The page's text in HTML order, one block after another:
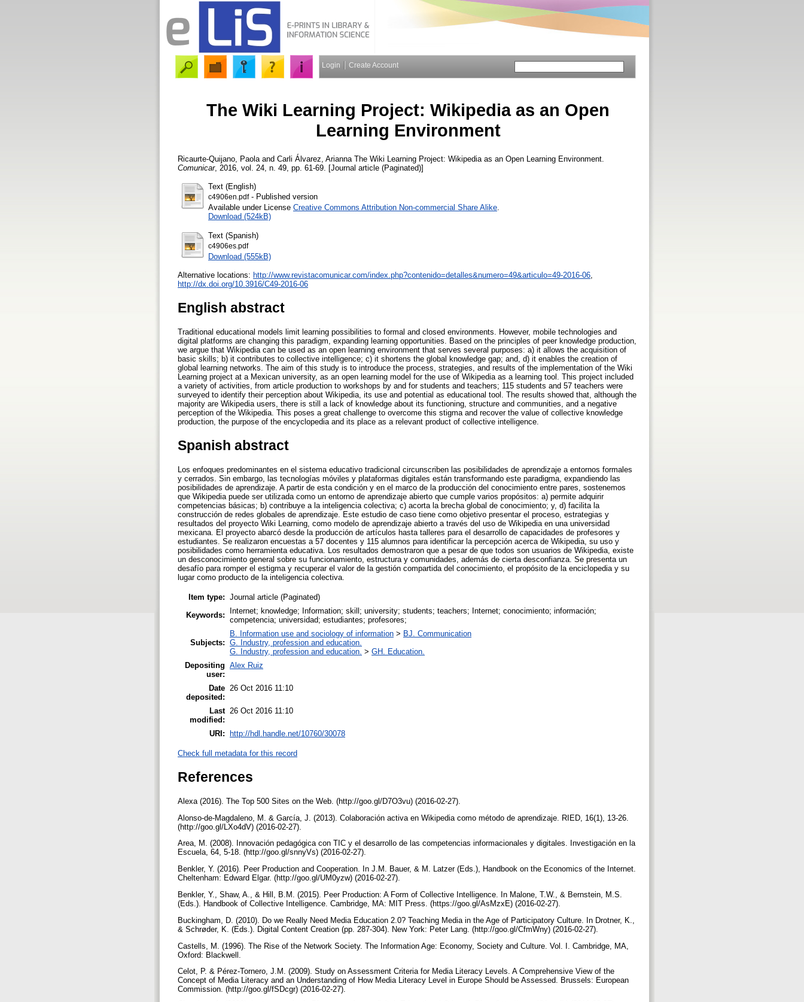
Login Create Account
The Wiki Learning Project: Wikipedia as an Open
Learning Environment
Ricaurte-Quijano, Paola and Carli Álvarez, Arianna The Wiki Learning Project: Wikipedia as an Open Learning Environment.
Comunicar, 2016, vol. 24, n. 49, pp. 61-69. [Journal article (Paginated)]
Text (English)
c4906en.pdf- Published version
Available under License Creative Commons Attribution Non-commercial Share Alike
Download (524kB)
Text (Spanish)
c4906es.pdf
Download (555kB)
Alternative locations: http://www.revistacomunicar.com/index.php?contenido=detalles&numero=49&articulo=49-2016-06
http://dx.doi.org/10.3916/C49-2016-06
English abstract
Traditional educational models limit learning possibilities to formal and closed environments. However, mobile technologies and
digital platforms are changing this paradigm, expanding learning opportunities. Based on the principles of peer knowledge production,
we argue that Wikipedia can be used as an open learning environment that serves several purposes: a) it allows the acquisition of
basic skills; b) it contributes to collective intelligence; c) it shortens the global knowledge gap; and, d) it enables the creation of
global learning networks. The aim of this study is to introduce the process, strategies, and results of the implementation of the Wiki
Learning project at a Mexican university, as an open learning model for the use of Wikipedia as a learning tool. This project included
a variety of activities, from article production to workshops by and for students and teachers; 115 students and 57 teachers were
surveyed to identify their perception about Wikipedia, its use and potential as educational tool. The results showed that, although the
majority are Wikipedia users, there is still a lack of knowledge about its functioning, structure and communities, and a negative
perception of the Wikipedia. This poses a great challenge to overcome this stigma and recover the value of collective knowledge
production, the purpose of the encyclopedia and its place as a relevant product of collective intelligence.
Spanish abstract
Los enfoques predominantes en el sistema educativo tradicional circunscriben las posibilidades de aprendizaje a entornos formales
y cerrados. Sin embargo, las tecnologías móviles y plataformas digitales están transformando este paradigma, expandiendo las
posibilidades de aprendizaje. A partir de esta condición y en el marco de la producción del conocimiento entre pares, sostenemos
que Wikipedia puede ser utilizada como un entorno de aprendizaje abierto que cumple varios propósitos: a) permite adquirir
competencias básicas; b) contribuye a la inteligencia colectiva; c) acorta la brecha global de conocimiento; y, d) facilita la
construcción de redes globales de aprendizaje. Este estudio de caso tiene como objetivo presentar el proceso, estrategias y
resultados del proyecto Wiki Learning, como modelo de aprendizaje abierto a través del uso de Wikipedia en una universidad
mexicana. El proyecto abarcó desde la producción de artículos hasta talleres para el desarrollo de capacidades de profesores y
estudiantes. Se realizaron encuestas a 57 docentes y 115 alumnos para identificar la percepción acerca de Wikipedia, su uso y
posibilidades como herramienta educativa. Los resultados demostraron que a pesar de que todos son usuarios de Wikipedia, existe
un desconocimiento general sobre su funcionamiento, estructura y comunidades, además de cierta desconfianza. Se presenta un
desafío para romper el estigma y recuperar el valor de la gestión compartida del conocimiento, el propósito de la enciclopedia y su
lugar como producto de la inteligencia colectiva.
Item type: Journal article (Paginated)
Keywords:
Internet; knowledge; Information; skill; university; students; teachers; Internet; conocimiento; información;
competencia; universidad; estudiantes; profesores;
Subjects:
B. Information use and sociology of information > BJ. Communication
G. Industry, profession and education.
G. Industry, profession and education. > GH. Education.
Depositing
user:
Alex Ruiz
Date
deposited:
26 Oct 2016 11:10
Last
modified:
26 Oct 2016 11:10
URI: http://hdl.handle.net/10760/30078
Check full metadata for this record
References
Alexa (2016). The Top 500 Sites on the Web. (http://goo.gl/D7O3vu) (2016-02-27).
Alonso-de-Magdaleno, M. & García, J. (2013). Colaboración activa en Wikipedia como método de aprendizaje. RIED, 16(1), 13-26.
(http://goo.gl/LXo4dV) (2016-02-27).
Area, M. (2008). Innovación pedagógica con TIC y el desarrollo de las competencias informacionales y digitales. Investigación en la
Escuela, 64, 5-18. (http://goo.gl/snnyVs) (2016-02-27).
Benkler, Y. (2016). Peer Production and Cooperation. In J.M. Bauer, & M. Latzer (Eds.), Handbook on the Economics of the Internet.
Cheltenham: Edward Elgar. (http://goo.gl/UM0yzw) (2016-02-27).
Benkler, Y., Shaw, A., & Hill, B.M. (2015). Peer Production: A Form of Collective Intelligence. In Malone, T.W., & Bernstein, M.S.
(Eds.). Handbook of Collective Intelligence. Cambridge, MA: MIT Press. (https://goo.gl/AsMzxE) (2016-02-27).
Buckingham, D. (2010). Do we Really Need Media Education 2.0? Teaching Media in the Age of Participatory Culture. In Drotner, K.,
& Schrøder, K. (Eds.). Digital Content Creation (pp. 287-304). New York: Peter Lang. (http://goo.gl/CfmWny) (2016-02-27).
Castells, M. (1996). The Rise of the Network Society. The Information Age: Economy, Society and Culture. Vol. I. Cambridge, MA,
Oxford: Blackwell.
Celot, P. & Pérez-Tornero, J.M. (2009). Study on Assessment Criteria for Media Literacy Levels. A Comprehensive View of the
Concept of Media Literacy and an Understanding of How Media Literacy Level in Europe Should be Assessed. Brussels: European
Commission. (http://goo.gl/fSDcgr) (2016-02-27).